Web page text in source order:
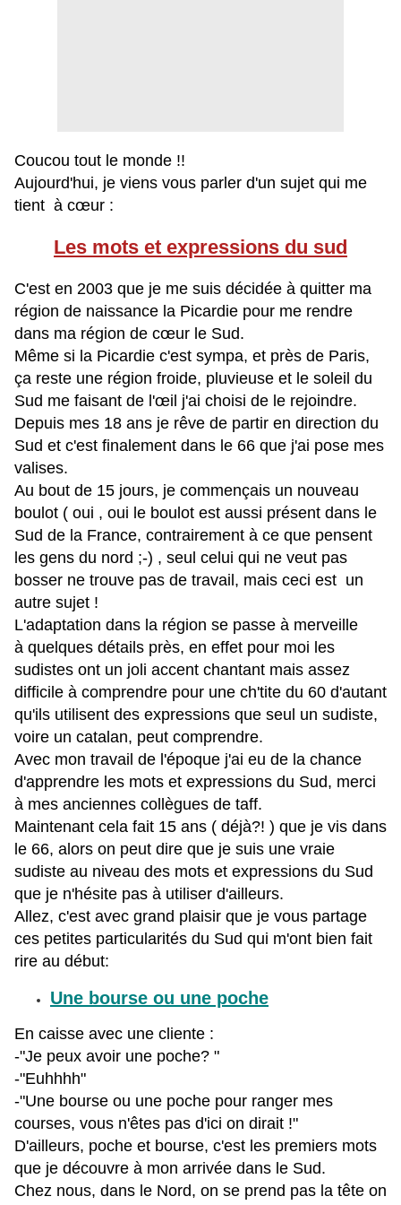
Coucou tout le monde !!
Aujourd'hui, je viens vous parler d'un sujet qui me
tient à cœur :
Les mots et expressions du sud
C'est en 2003 que je me suis décidée à quitter ma
région de naissance la Picardie pour me rendre
dans ma région de cœur le Sud.
Même si la Picardie c'est sympa, et près de Paris,
ça reste une région froide, pluvieuse et le soleil du
Sud me faisant de l'œil j'ai choisi de le rejoindre.
Depuis mes 18 ans je rêve de partir en direction du
Sud et c'est finalement dans le 66 que j'ai pose mes
valises.
Au bout de 15 jours, je commençais un nouveau
boulot ( oui , oui le boulot est aussi présent dans le
Sud de la France, contrairement à ce que pensent
les gens du nord ;-) , seul celui qui ne veut pas
bosser ne trouve pas de travail, mais ceci est un
autre sujet !
L'adaptation dans la région se passe à merveille
à quelques détails près, en effet pour moi les
sudistes ont un joli accent chantant mais assez
difficile à comprendre pour une ch'tite du 60 d'autant
qu'ils utilisent des expressions que seul un sudiste,
voire un catalan, peut comprendre.
Avec mon travail de l'époque j'ai eu de la chance
d'apprendre les mots et expressions du Sud, merci
à mes anciennes collègues de taff.
Maintenant cela fait 15 ans ( déjà?! ) que je vis dans
le 66, alors on peut dire que je suis une vraie
sudiste au niveau des mots et expressions du Sud
que je n'hésite pas à utiliser d'ailleurs.
Allez, c'est avec grand plaisir que je vous partage
ces petites particularités du Sud qui m'ont bien fait
rire au début:
Une bourse ou une poche
En caisse avec une cliente :
-"Je peux avoir une poche? "
-"Euhhhh"
-"Une bourse ou une poche pour ranger mes
courses, vous n'êtes pas d'ici on dirait !"
D'ailleurs, poche et bourse, c'est les premiers mots
que je découvre à mon arrivée dans le Sud.
Chez nous, dans le Nord, on se prend pas la tête on